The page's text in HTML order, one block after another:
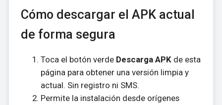
Cómo descargar el APK actual
de forma segura
Toca el botón verde Descarga APKde esta
página para obtener una versión limpia y
actual. Sin registro ni SMS.
Permite la instalación desde orígenes